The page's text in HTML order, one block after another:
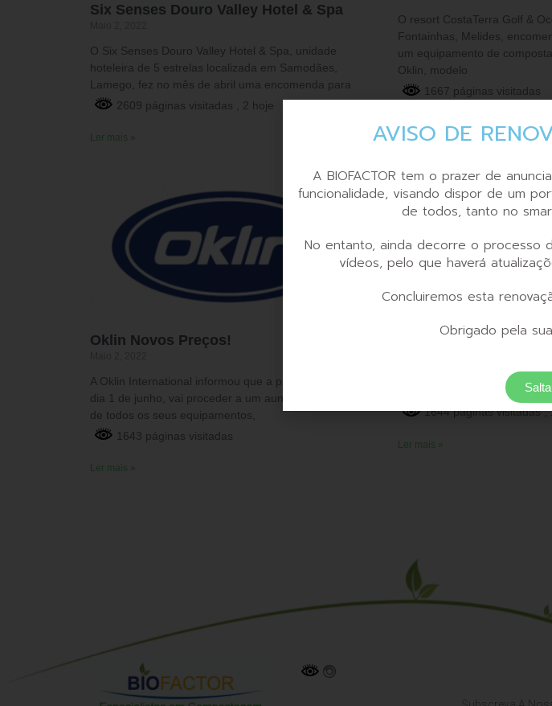
Six Senses Douro Valley Hotel & Spa
O Six Senses Douro Valley Hotel & Spa, unidade
hoteleira de 5 estrelas localizada em Samodães,
Lamego, fez no mês de abril uma encomenda para
2609 páginas visitadas
, 2 hoje
Ler mais »
O resort CostaTerra Golf &
Fontainhas, Melides,
um equipamento de
Oklin, modelo
1667 páginas visitadas
Oklin Novos Preços!
A Oklin International informou que a partir do próximo
dia 1 de junho, vai proceder a um aumento de preços
de todos os seus equipamentos,
1643 páginas visitadas
Ler mais »
Elétrico De Cozinha
O fabricante SUNEFUN
última geração, destinado a
os desperdícios alimentares,
1644 páginas visitadas,
Ler mais »
AVISO DE
A BIOFACTOR tem o prazer de
funcionalidade, visando dispor de um
de todos, tanto no
No entanto, ainda decorre o processo
vídeos, pelo que haverá
Concluiremos esta
Obrigado pela